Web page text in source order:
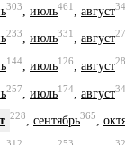
303 июль461 август
233, июль331, август
144 июль126 август
257 июль174 август
228, сентябрь365,